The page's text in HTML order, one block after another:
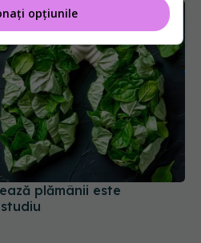
plămânii este
opțiunile